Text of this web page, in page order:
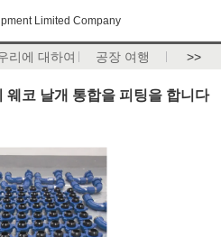
Limited Company
리에 대하여 공장 여행 >>
웨코 날개 통합을 피팅을 합니다